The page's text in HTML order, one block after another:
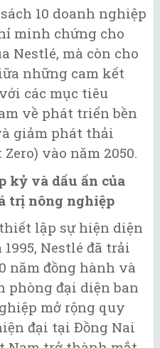
10 doanh nghiệp
minh chứng cho
Nestlé, mà còn cho
những cam kết
các mục tiêu
về phát triển bền
giảm phát thải
vào năm 2050.
kỷ và dấu ấn của
trị nông nghiệp
lập sự hiện diện
Nestlé đã trải
năm đồng hành và
phòng đại diện ban
mở rộng quy
đại tại Đồng Nai